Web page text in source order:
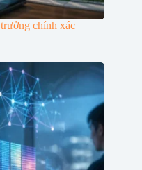
chính xác